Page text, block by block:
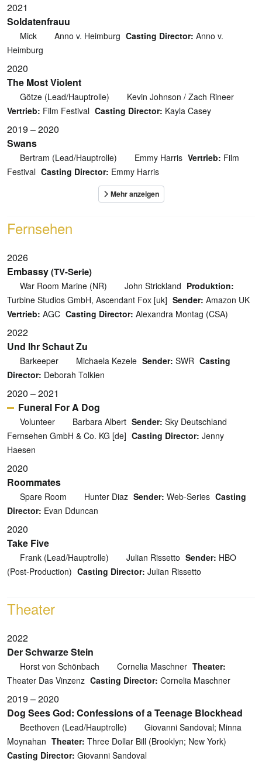
2021
Soldatenfrauu
Mick Anno v. Heimburg Casting Director: Anno v.
Heimburg
2020
The Most Violent
Götze (Lead/Hauptrolle)
Kevin Johnson / Zach Rineer
Vertrieb: Film Festival Casting Director: Kayla Casey
2019 – 2020
Swans
Bertram (Lead/Hauptrolle) Emmy Harris Vertrieb: Film
Festival Casting Director: Emmy Harris
Fernsehen
2026
Embassy(TV-Serie)
War Room Marine (NR) John Strickland Produktion:
Turbine Studios GmbH, Ascendant Fox [uk] Sender: Amazon UK
Vertrieb: AGC Casting Director: Alexandra Montag (CSA)
2022
Und Ihr Schaut Zu
Barkeeper Michaela Kezele Sender: SWR Casting
Director: Deborah Tolkien
2020 – 2021
Funeral For A Dog
Volunteer Barbara Albert Sender: Sky Deutschland
Fernsehen GmbH & Co. KG [de] Casting Director: Jenny
Haesen
2020
Roommates
Spare Room Hunter Diaz Sender: Web-Series Casting
Director: Evan Dduncan
2020
Take Five
Frank (Lead/Hauptrolle) Julian Rissetto Sender: HBO
(Post-Production) Casting Director: Julian Rissetto
Theater
2022
Der Schwarze Stein
Horst von Schönbach Cornelia Maschner Theater:
Theater Das Vinzenz Casting Director: Cornelia Maschner
2019 – 2020
Dog Sees God: Confessions of a Teenage Blockhead
Beethoven (Lead/Hauptrolle)
Giovanni Sandoval; Minna
Moynahan Theater: Three Dollar Bill (Brooklyn; New York)
Casting Director: Giovanni Sandoval